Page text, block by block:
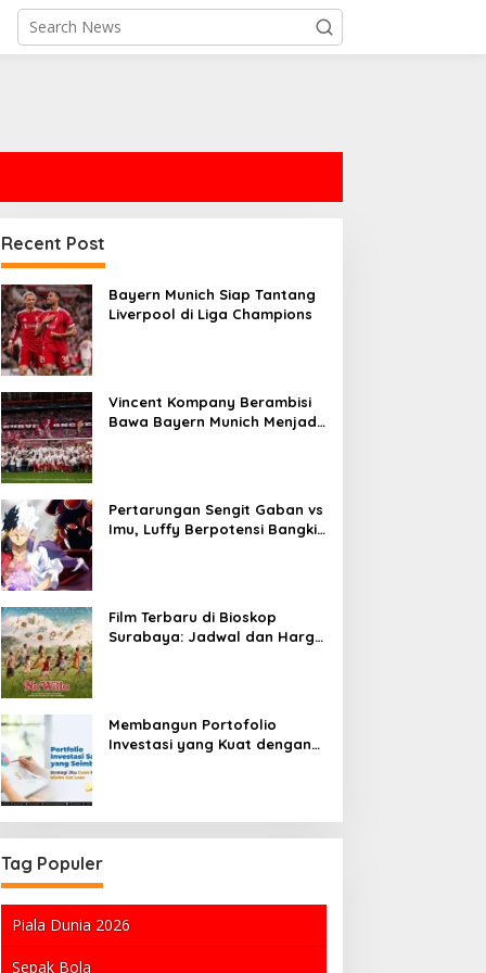
Recent Post
Bayern Munich Siap Tantang
Liverpool di Liga Champions
Vincent Kompany Berambisi
Bawa Bayern Munich Menjadi
Pertarungan Sengit Gaban vs
Imu, Luffy Berpotensi Bangkit
Film Terbaru di Bioskop
Surabaya: Jadwal dan Harga
Membangun Portofolio
Investasi yang Kuat dengan
Tag Populer
Piala Dunia 2026
Sepak Bola